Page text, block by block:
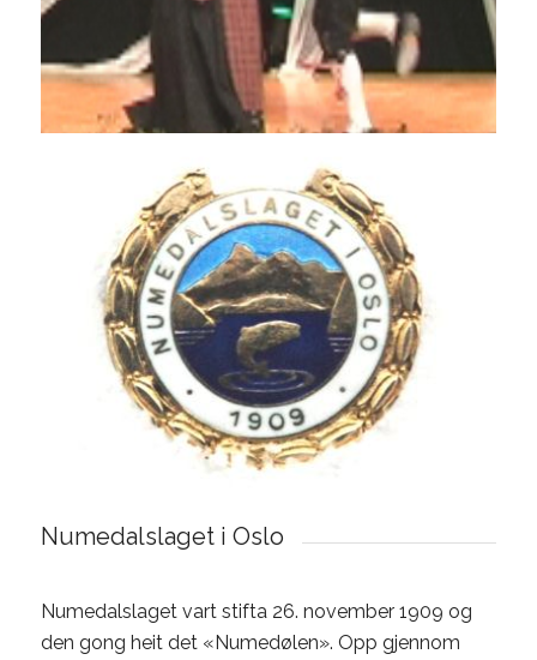
Numedalslaget i Oslo
Numedalslaget vart stifta 26. november 1909 og
den gong heit det «Numedølen». Opp gjennom